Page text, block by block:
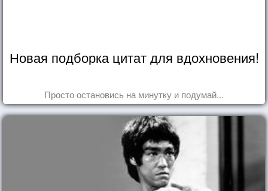
Новая подборка цитат для вдохновения!
Просто остановись на минутку и подумай...